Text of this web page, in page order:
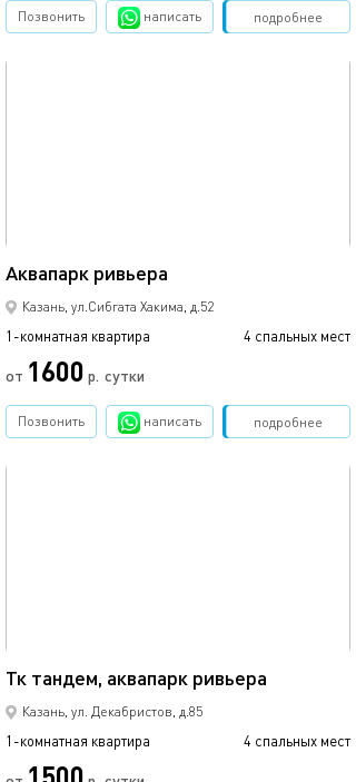
подробнее
Позвонить написать Забронировать
Аквапарк ривьера
Казань, ул.Сибгата Хакима, д.52
1-комнатная квартира 4 спальных мест
от 1600 р. сутки
подробнее
Позвонить написать Забронировать
Тк тандем, аквапарк ривьера
Казань, ул. Декабристов, д.85
1-комнатная квартира 4 спальных мест